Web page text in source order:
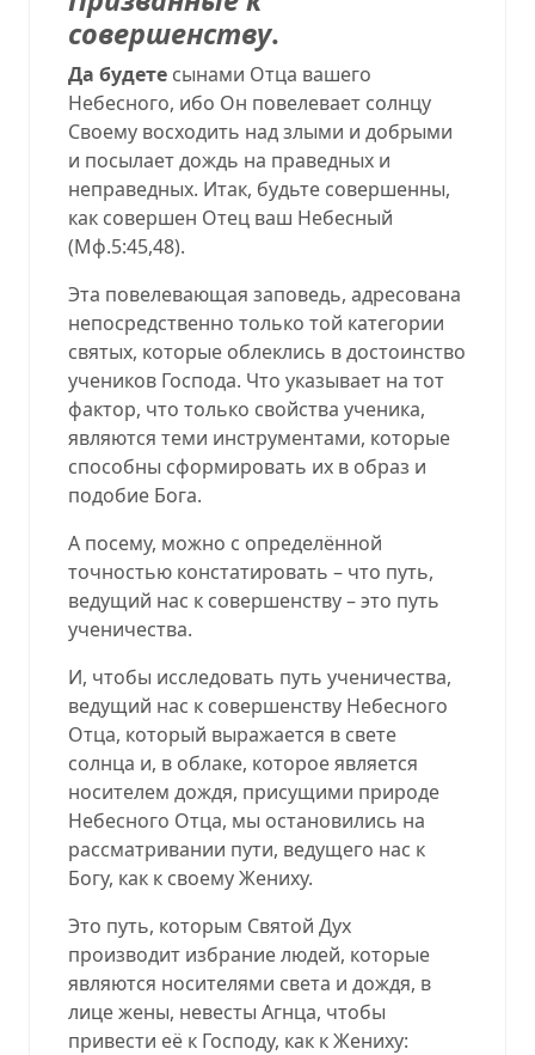
совершенству.
Да будете сынами Отца вашего
Небесного, ибо Он повелевает солнцу
Своему восходить над злыми и добрыми
и посылает дождь на праведных и
неправедных. Итак, будьте совершенны,
как совершен Отец ваш Небесный
(Мф.5:45,48).
Эта повелевающая заповедь, адресована
непосредственно только той категории
святых, которые облеклись в достоинство
учеников Господа. Что указывает на тот
фактор, что только свойства ученика,
являются теми инструментами, которые
способны сформировать их в образ и
подобие Бога.
А посему, можно с определённой
точностью констатировать – что путь,
ведущий нас к совершенству – это путь
ученичества.
И, чтобы исследовать путь ученичества,
ведущий нас к совершенству Небесного
Отца, который выражается в свете
солнца и, в облаке, которое является
носителем дождя, присущими природе
Небесного Отца, мы остановились на
рассматривании пути, ведущего нас к
Богу, как к своему Жениху.
Это путь, которым Святой Дух
производит избрание людей, которые
являются носителями света и дождя, в
лице жены, невесты Агнца, чтобы
привести её к Господу, как к Жениху: